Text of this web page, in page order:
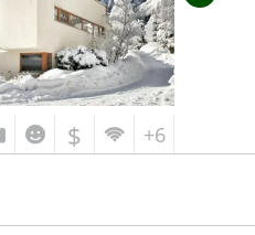
$ +6